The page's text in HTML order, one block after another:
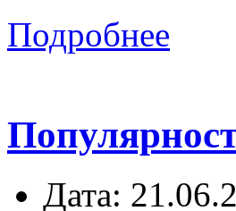
Подробнее
Дата: